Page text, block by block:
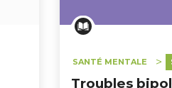
SANTÉ MENTALE
Troubles